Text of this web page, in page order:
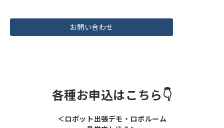
お問い合わせ
各種お申込はこちら👇
＜ロボット出張デモ・ロボルーム